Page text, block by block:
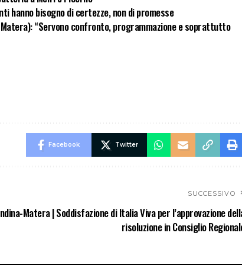
hanno bisogno di certezze, non di promesse
“Servono confronto, programmazione e soprattutto
Facebook Twitter
SUCCESSIVO
Matera | Soddisfazione di Italia Viva per l’approvazione
risoluzione in Consiglio